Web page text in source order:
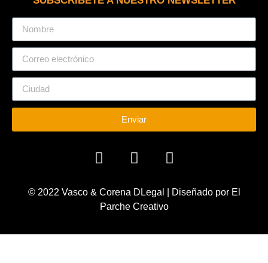
Enviar
© 2022 Vasco & Corena DLegal | Diseñado por El
Parche Creativo